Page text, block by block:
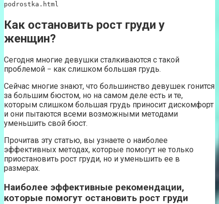
podrostka.html
Как остановить рост груди у
женщин?
Сегодня многие девушки сталкиваются с такой
проблемой − как слишком большая грудь.
Сейчас многие знают, что большинство девушек гонится
за большим бюстом, но на самом деле есть и те,
которым слишком большая грудь приносит дискомфорт
и они пытаются всеми возможными методами
уменьшить свой бюст.
Прочитав эту статью, вы узнаете о наиболее
эффективных методах, которые помогут не только
приостановить рост груди, но и уменьшить ее в
размерах.
Наиболее эффективные рекомендации,
которые помогут остановить рост груди